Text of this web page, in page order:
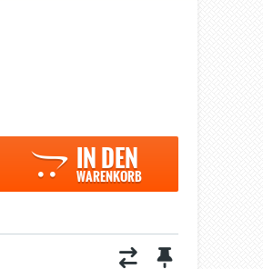
IN DEN
WARENKORB